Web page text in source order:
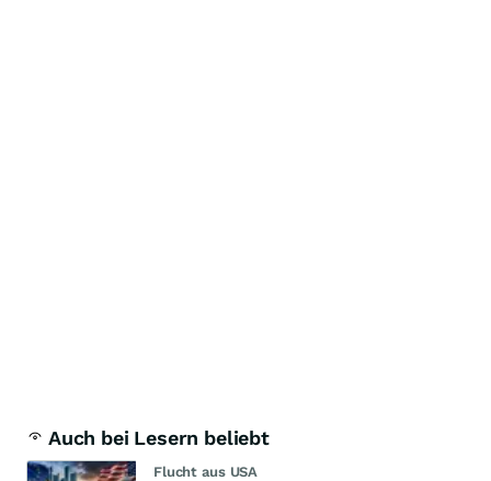
Auch bei Lesern beliebt
Flucht aus USA